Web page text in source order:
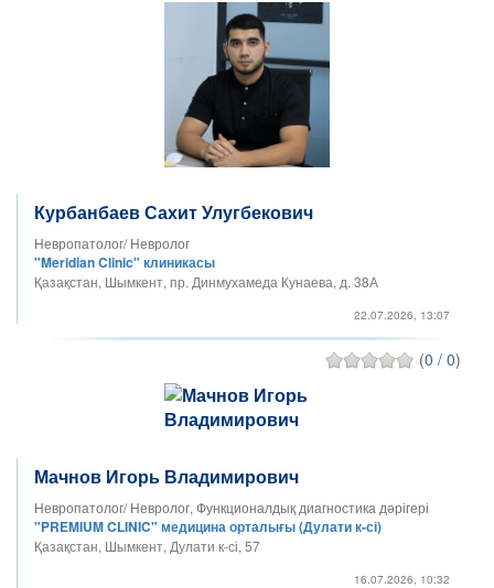
Курбанбаев Сахит Улугбекович
Невропатолог/ Невролог
"Meridian Clinic" клиникасы
Қазақстан, Шымкент, пр. Динмухамеда Кунаева, д. 38А
22.07.2026, 13:07
(0 / 0)
Мачнов Игорь Владимирович
Невропатолог/ Невролог, Функционалдық диагностика дәрігері
"PREMIUM CLINIC" медицина орталығы (Дулати к-сі)
Қазақстан, Шымкент, Дулати к-сі, 57
16.07.2026, 10:32